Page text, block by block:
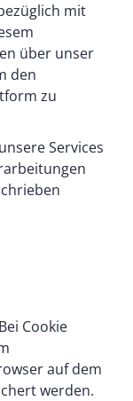
mit
über unser
den
zu
Services
Cookie
auf dem
werden.